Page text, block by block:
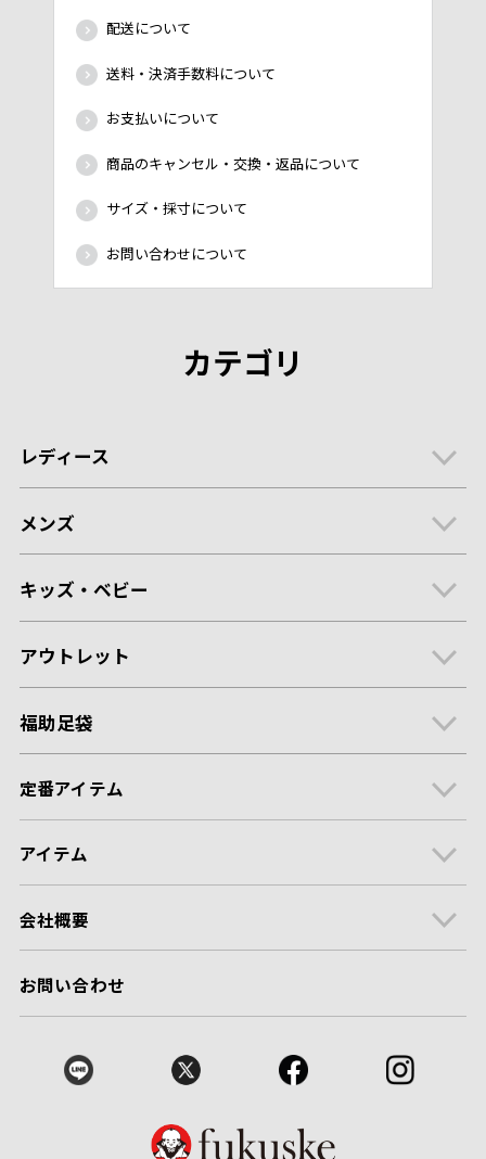
配送について
送料・決済手数料について
お支払いについて
商品のキャンセル・交換・返品について
サイズ・採寸について
お問い合わせについて
カテゴリ
レディース
メンズ
キッズ・ベビー
アウトレット
福助足袋
定番アイテム
アイテム
会社概要
お問い合わせ